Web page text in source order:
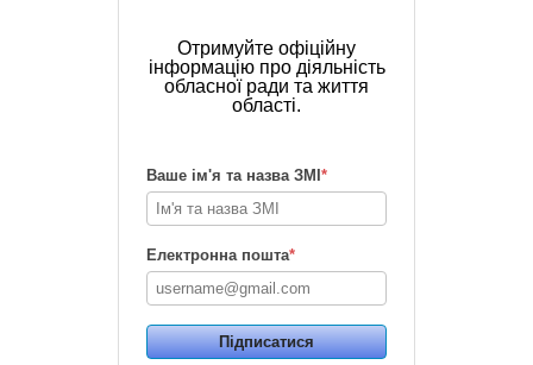
Отримуйте офіційну
інформацію про діяльність
обласної ради та життя
області.
Ваше ім'я та назва ЗМІ *
Електронна пошта*
Підписатися